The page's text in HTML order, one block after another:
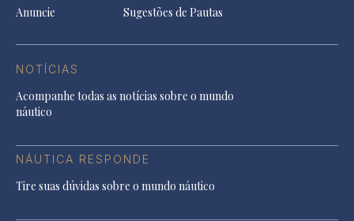
Anuncie
Sugestões de Pautas
NOTÍCIAS
Acompanhe todas as notícias sobre o mundo
náutico
NÁUTICA RESPONDE
Tire suas dúvidas sobre o mundo náutico